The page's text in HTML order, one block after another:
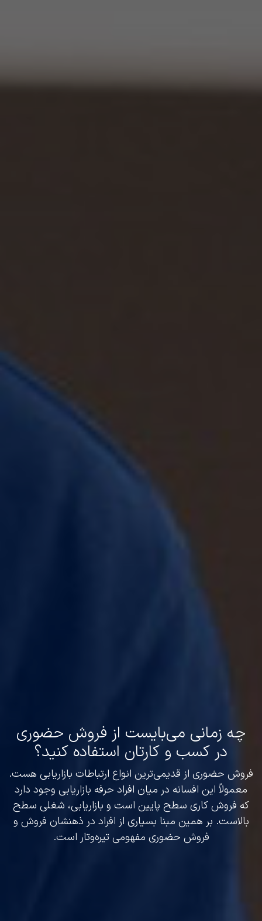
چه زمانی می‌بایست از فروش حضوری
در کسب و کارتان استفاده کنید؟
فروش حضوری از قدیمی‌ترین انواع ارتباطات بازاریابی هست.
معمولاً این افسانه در میان افراد حرفه بازاریابی وجود دارد
که فروش کاری سطح پایین است و بازاریابی، شغلی سطح
بالاست. بر همین مبنا بسیاری از افراد در ذهنشان فروش و
فروش حضوری مفهومی تیره‌وتار است.